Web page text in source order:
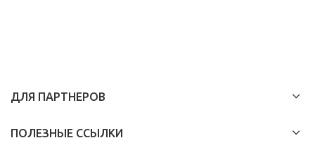
ДЛЯ ПАРТНЕРОВ
ПОЛЕЗНЫЕ ССЫЛКИ